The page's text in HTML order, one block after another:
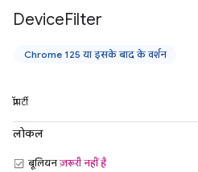
DeviceFilter
Chrome 125 या इसके बाद के वर्शन
प्रॉपर्टी
लोकल
बूलियनज़रूरी नहीं है